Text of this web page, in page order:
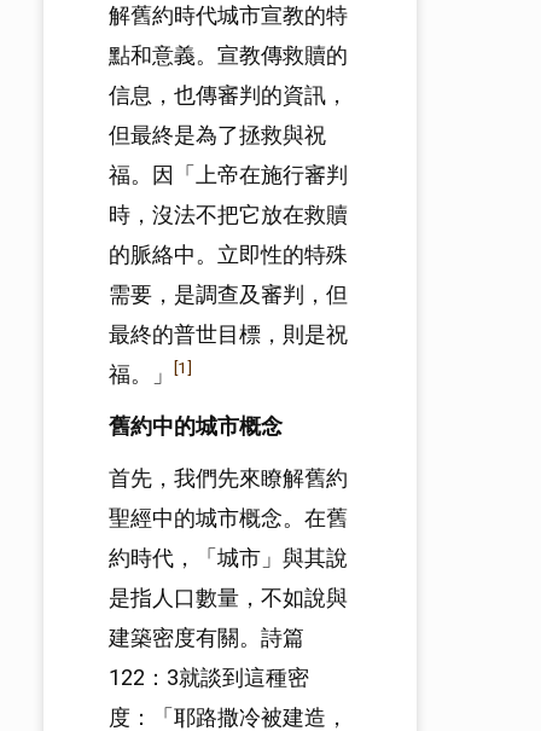
解舊約時代城市宣教的特
點和意義。宣教傳救贖的
信息，也傳審判的資訊，
但最終是為了拯救與祝
福。因「上帝在施行審判
時，沒法不把它放在救贖
的脈絡中。立即性的特殊
需要，是調查及審判，但
最終的普世目標，則是祝
福。」
[1]
舊約中的城市概念
首先，我們先來瞭解舊約
聖經中的城市概念。在舊
約時代，「城市」與其說
是指人口數量，不如說與
建築密度有關。詩篇
122：3就談到這種密
度：「耶路撒冷被建造，